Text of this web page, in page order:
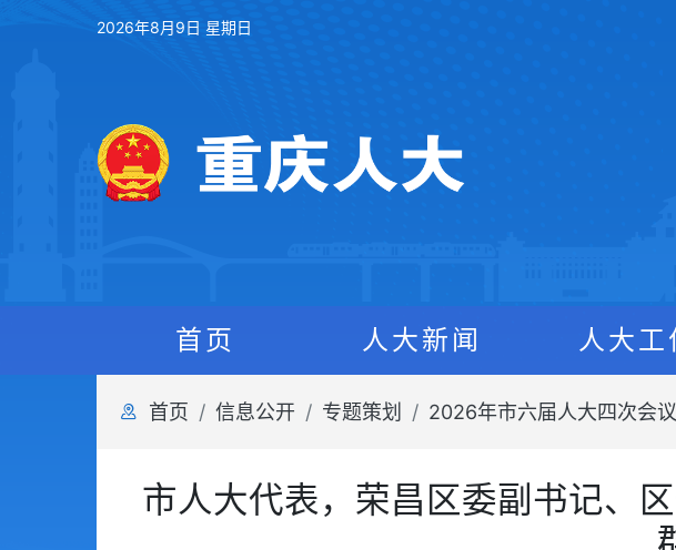
2026年8月9日 星期日
首页 人大新闻 人大工
首页 信息公开 专题策划 2026年市六届人大四次会议
市人大代表，荣昌区委副书记、